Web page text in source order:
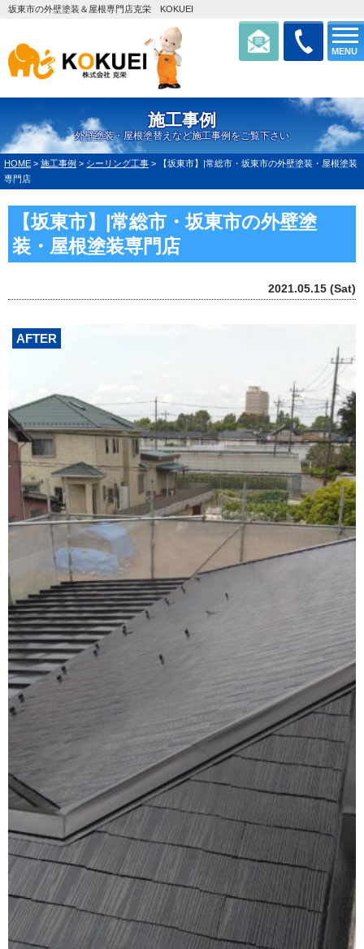
MENU
坂東市の外壁塗装＆屋根専門店克栄 KOKUEI
施工事例
外壁塗装・屋根塗替えなど施工事例をご覧下さい
HOME > 施工事例 > シーリング工事 >
【坂東市】|常総市・坂東市の外壁塗装・屋根塗装
専門店
【坂東市】|常総市・坂東市の外壁塗
装・屋根塗装専門店
2021.05.15 (Sat)
AFTER